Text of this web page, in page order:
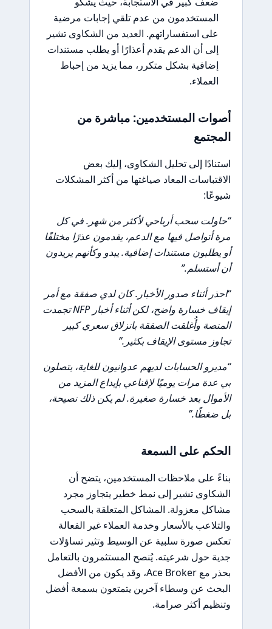
المستخدمون من عدم تلقي إجابات مرضية
على استفساراتهم. العديد من الشكاوى تشير
إلى أن الدعم يقدم أعذارًا أو يطلب مستندات
إضافية بشكل متكرر، مما يزيد من إحباط
العملاء.
أصوات المستخدمين: مباشرة من
المجتمع
استنادًا إلى تحليل الشكاوى، إليك بعض
الاقتباسات المعاد صياغتها من أكثر المشكلات
شيوعًا:
“حاولت سحب أرباحي لأكثر من شهر. في كل
مرة أتواصل فيها مع الدعم، يقدمون عذرًا مختلفًا
أو يطلبون مستندات إضافية. يبدو وكأنهم يريدون
أن أستسلم.”
“احذر أثناء صدور الأخبار. كان لدي صفقة مع أمر
إيقاف خسارة واضح، لكن أثناء أخبار NFP تجمدت
المنصة وأُغلقت الصفقة بانزلاق سعري كبير
تجاوز مستوى الإيقاف بكثير.”
“مديرو الحسابات لديهم عدوانيون للغاية، يتصلون
بي عدة مرات يوميًا لإقناعي بإيداع المزيد من
الأموال بعد خسارة صغيرة. لم يكن ذلك نصيحة،
بل ضغطًا.”
الحكم على السمعة
بناءً على ملاحظات المستخدمين، يتضح أن
الشكاوى تشير إلى نمط خطير يتجاوز مجرد
مشاكل معزولة. المشاكل المتعلقة بالسحب
والتلاعب بالأسعار وخدمة العملاء غير الفعالة
تعكس صورة سلبية عن الوسيط وتثير تساؤلات
جدية حول شرعيته. يُنصح المستثمرون بالتعامل
بحذر مع Ace Broker، وقد يكون من الأفضل
البحث عن وسطاء آخرين يتمتعون بسمعة أفضل
وتنظيم أكثر صرامة.